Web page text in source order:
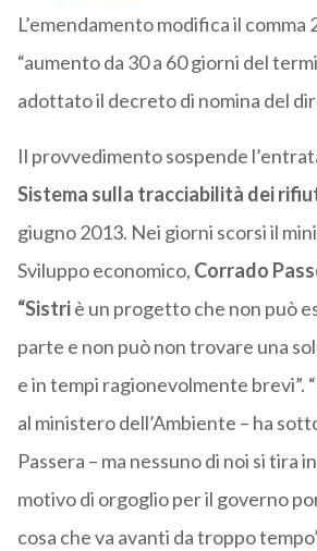
L’emendamento modifica il comma
“aumento da 30 a 60 giorni del
adottato il decreto di nomina del
Il provvedimento sospende
Sistema sulla tracciabilità dei
giugno 2013. Nei giorni scorsi il
Sviluppo economico, Corrado
“Sistriè un progetto che non può
parte e non può non trovare una
e in tempi ragionevolmente brevi”.
al ministero dell’Ambiente – ha
Passera – ma nessuno di noi si tira
motivo di orgoglio per il governo
cosa che va avanti da troppo